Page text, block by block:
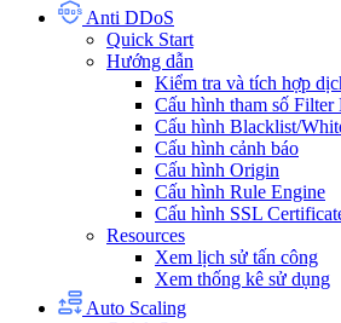
Anti DDoS
Quick Start
Hướng dẫn
Kiểm tra và tích hợp
Cấu hình tham số Filter
Cấu hình Blacklist/
Cấu hình cảnh báo
Cấu hình Origin
Cấu hình Rule Engine
Cấu hình SSL
Resources
Xem lịch sử tấn công
Xem thống kê sử dụng
Auto Scaling